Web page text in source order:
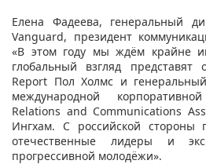
Елена Фадеева, генеральный
Vanguard, президент
«В этом году мы ждём крайне
глобальный взгляд представят
Report Пол Холмс и
международной
Relations and Communications
Ингхам. С российской стороны
отечественные лидеры и
прогрессивной молодёжи».